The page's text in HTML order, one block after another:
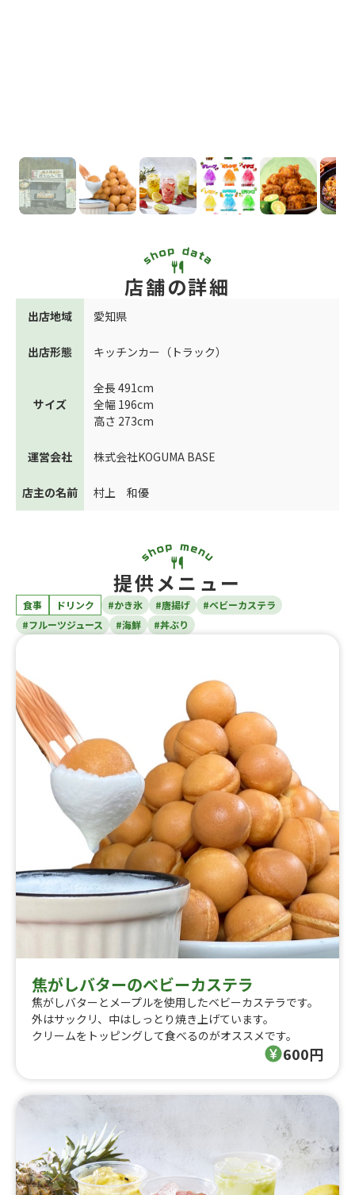
店舗の詳細
出店地域 愛知県
出店形態 キッチンカー（トラック）
サイズ
全長 491cm
全幅 196cm
高さ 273cm
運営会社 株式会社KOGUMA BASE
店主の名前 村上 和優
提供メニュー
食事 ドリンク #かき氷 #唐揚げ
#ベビーカステラ
#フルーツジュース
#海鮮 #丼ぶり
焦がしバターのベビーカステラ
焦がしバターとメープルを使用したベビーカステラです。
外はサックリ、中はしっとり焼き上げています。
クリームをトッピングして食べるのがオススメです。
600円